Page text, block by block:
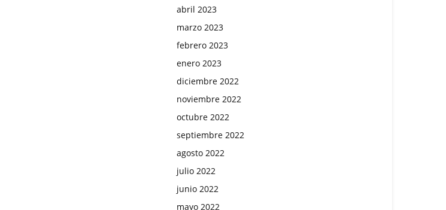
abril 2023
marzo 2023
febrero 2023
enero 2023
diciembre 2022
noviembre 2022
octubre 2022
septiembre 2022
agosto 2022
julio 2022
junio 2022
mayo 2022